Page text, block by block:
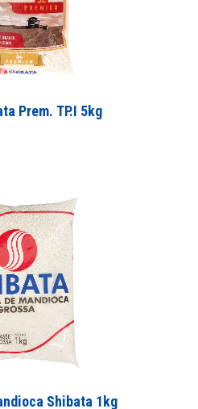
Prem. TP.I 5kg
Shibata 1kg